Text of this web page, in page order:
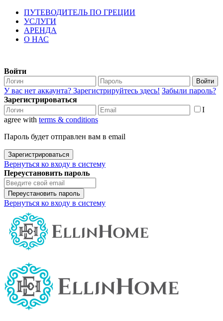
ПУТЕВОДИТЕЛЬ ПО ГРЕЦИИ
УСЛУГИ
АРЕНДА
О НАС
Войти
Войти
У вас нет аккаунта? Зарегистрируйтесь здесь! Забыли пароль?
Зарегистрироваться
I
agree with terms & conditions
Пароль будет отправлен вам в email
Зарегистрироваться
Вернуться ко входу в систему
Переустановить пароль
Переустановить пароль
Вернуться ко входу в систему